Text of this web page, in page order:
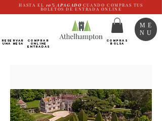
HASTA EL 10% APAGADO CUANDO COMPRAS TUS
BOLETOS DE ENTRADA ONLINE
RESERVAR
UNA MESA
Comprar
ONLINE
Entradas
COMPRAS
BOLSA
ME
NU